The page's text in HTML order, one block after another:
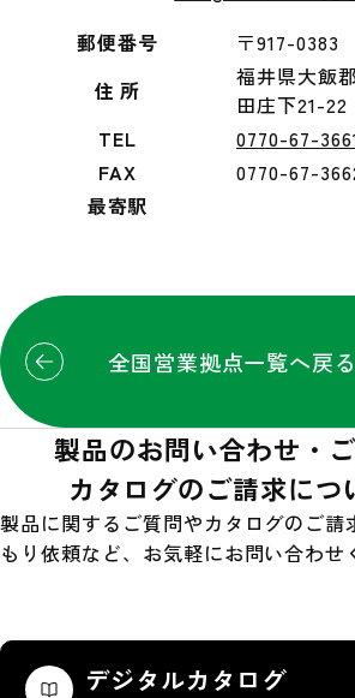
郵便番号
〒917-0383
住 所
福井県大飯
田庄下21-22
TEL
0770-67-
FAX
0770-67-
最寄駅
全国営業拠点一覧へ戻る
製品のお問い合わせ・
カタログのご請求につ
製品に関するご質問やカタログのご請
もり依頼など、お気軽にお問い合わせ
デジタルカタログ